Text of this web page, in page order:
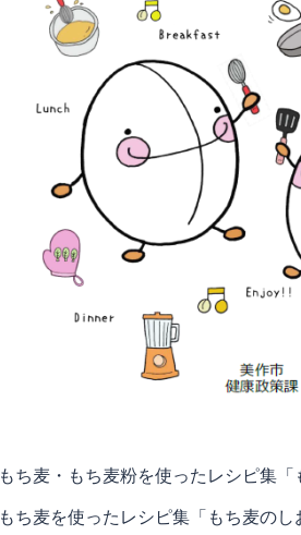
もち麦・もち麦粉を使ったレシピ集「
もち麦を使ったレシピ集「もち麦の